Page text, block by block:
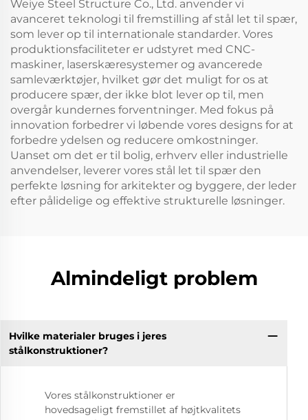
Weiye Steel Structure Co., Ltd. anvender vi
avanceret teknologi til fremstilling af stål let til spær,
som lever op til internationale standarder. Vores
produktionsfaciliteter er udstyret med CNC-
maskiner, laserskæresystemer og avancerede
samleværktøjer, hvilket gør det muligt for os at
producere spær, der ikke blot lever op til, men
overgår kundernes forventninger. Med fokus på
innovation forbedrer vi løbende vores designs for at
forbedre ydelsen og reducere omkostninger.
Uanset om det er til bolig, erhverv eller industrielle
anvendelser, leverer vores stål let til spær den
perfekte løsning for arkitekter og byggere, der leder
efter pålidelige og effektive strukturelle løsninger.
Almindeligt problem
Hvilke materialer bruges i jeres
stålkonstruktioner?
Vores stålkonstruktioner er
hovedsageligt fremstillet af højtkvalitets